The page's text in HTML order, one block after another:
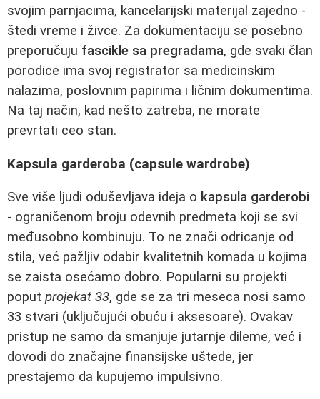
svojim parnjacima, kancelarijski materijal zajedno -
štedi vreme i živce. Za dokumentaciju se posebno
preporučuju fascikle sa pregradama, gde svaki član
porodice ima svoj registrator sa medicinskim
nalazima, poslovnim papirima i ličnim dokumentima.
Na taj način, kad nešto zatreba, ne morate
prevrtati ceo stan.
Kapsula garderoba (capsule wardrobe)
Sve više ljudi oduševljava ideja o kapsula garderobi
- ograničenom broju odevnih predmeta koji se svi
međusobno kombinuju. To ne znači odricanje od
stila, već pažljiv odabir kvalitetnih komada u kojima
se zaista osećamo dobro. Popularni su projekti
poput projekat 33, gde se za tri meseca nosi samo
33 stvari (uključujući obuću i aksesoare). Ovakav
pristup ne samo da smanjuje jutarnje dileme, već i
dovodi do značajne finansijske uštede, jer
prestajemo da kupujemo impulsivno.